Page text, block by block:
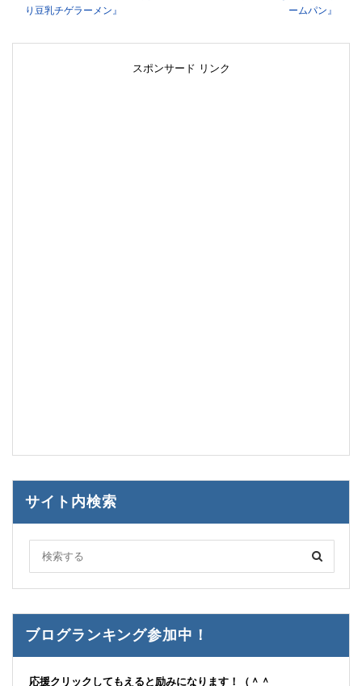
り豆乳チゲラーメン』
ームパン』
スポンサード リンク
サイト内検索
ブログランキング参加中！
応援クリックしてもえると励みになります！（＾＾